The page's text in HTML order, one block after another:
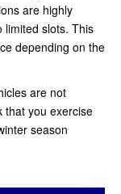
are highly
limited slots. This
depending on the
are not
that you exercise
season